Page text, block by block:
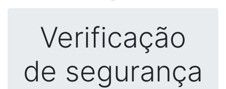
Verificação
de segurança